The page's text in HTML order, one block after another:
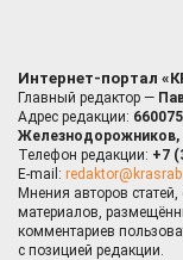
Интернет-портал
Главный редактор —
Адрес редакции:
Железнодорожников,
Телефон редакции: +7
E-mail:
Мнения авторов
материалов,
комментариев
с позицией редакции.